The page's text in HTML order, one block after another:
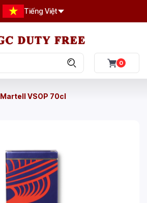
Tiếng Việt
0
Martell VSOP 70cl